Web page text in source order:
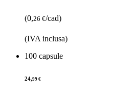
(0,26 €/cad)
(IVA inclusa)
100 capsule
24,99 €